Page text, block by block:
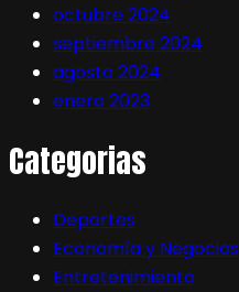
octubre 2024
septiembre 2024
agosto 2024
enero 2023
Categorias
Deportes
Economía y Negocios
Entretenimiento